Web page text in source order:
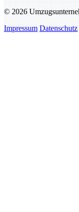
© 2026
Impressum Datenschutz